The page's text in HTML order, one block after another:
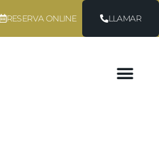
RESERVA ONLINE LLAMAR